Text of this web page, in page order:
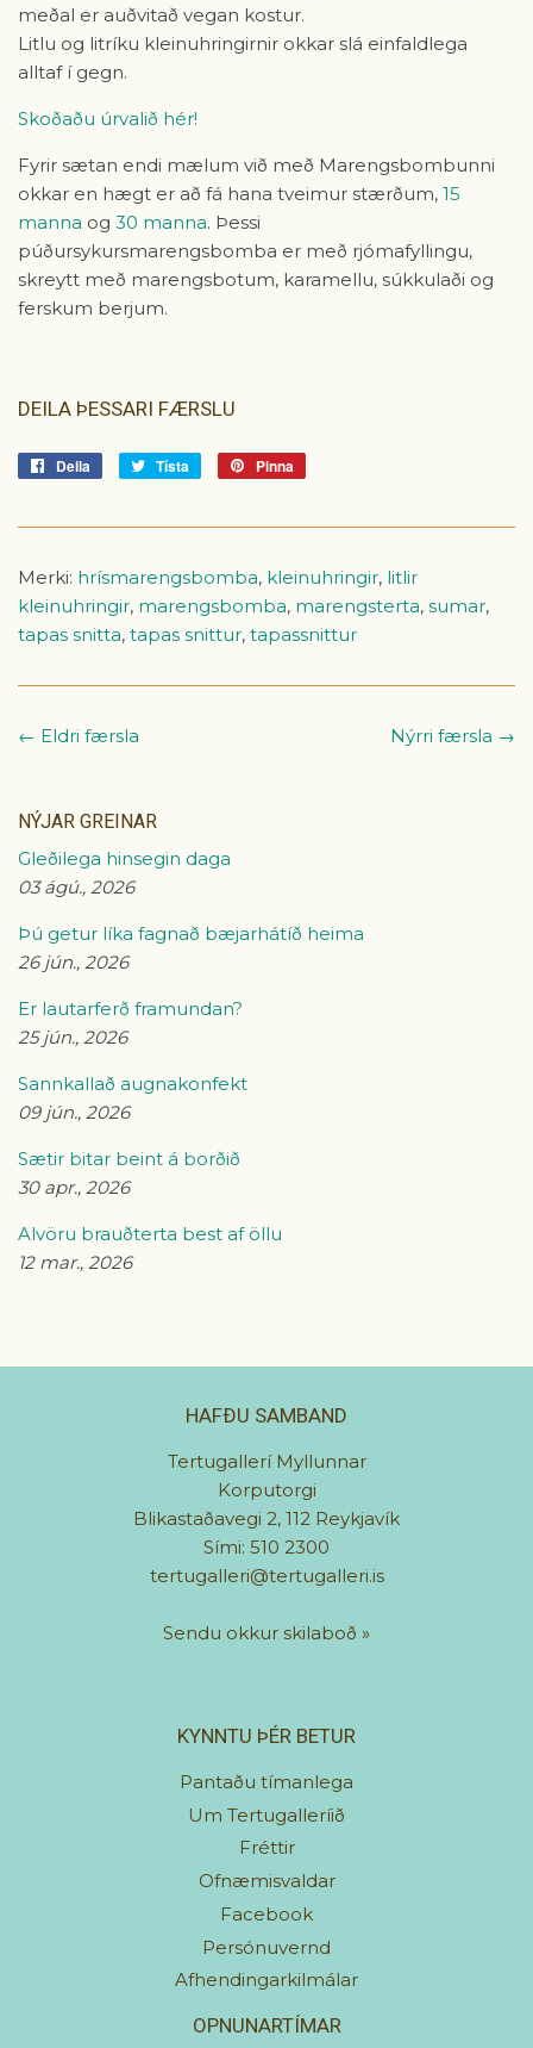
meðal er auðvitað vegan kostur.
Litlu og litríku kleinuhringirnir okkar slá einfaldlega
alltaf í gegn.
Skoðaðu úrvalið hér!
Fyrir sætan endi mælum við með Marengsbombunni
okkar en hægt er að fá hana tveimur stærðum, 15
manna og 30 manna. Þessi
púðursykursmarengsbomba er með rjómafyllingu,
skreytt með marengsbotum, karamellu, súkkulaði og
ferskum berjum.
DEILA ÞESSARI FÆRSLU
Deila
Deila
Tísta
Tísta
Pinna
Merki: hrísmarengsbomba, kleinuhringir, litlir
kleinuhringir, marengsbomba, marengsterta, sumar,
tapas snitta, tapas snittur, tapassnittur
← Eldri færsla Nýrri færsla →
NÝJAR GREINAR
Gleðilega hinsegin daga
03 ágú., 2026
Þú getur líka fagnað bæjarhátíð heima
26 jún., 2026
Er lautarferð framundan?
25 jún., 2026
Sannkallað augnakonfekt
09 jún., 2026
Sætir bitar beint á borðið
30 apr., 2026
Alvöru brauðterta best af öllu
12 mar., 2026
HAFÐU SAMBAND
Tertugallerí Myllunnar
Korputorgi
Blikastaðavegi 2, 112 Reykjavík
Sími: 510 2300
tertugalleri@tertugalleri.is
Sendu okkur skilaboð »
KYNNTU ÞÉR BETUR
Pantaðu tímanlega
Um Tertugalleríið
Fréttir
Ofnæmisvaldar
Facebook
Persónuvernd
Afhendingarkilmálar
OPNUNARTÍMAR